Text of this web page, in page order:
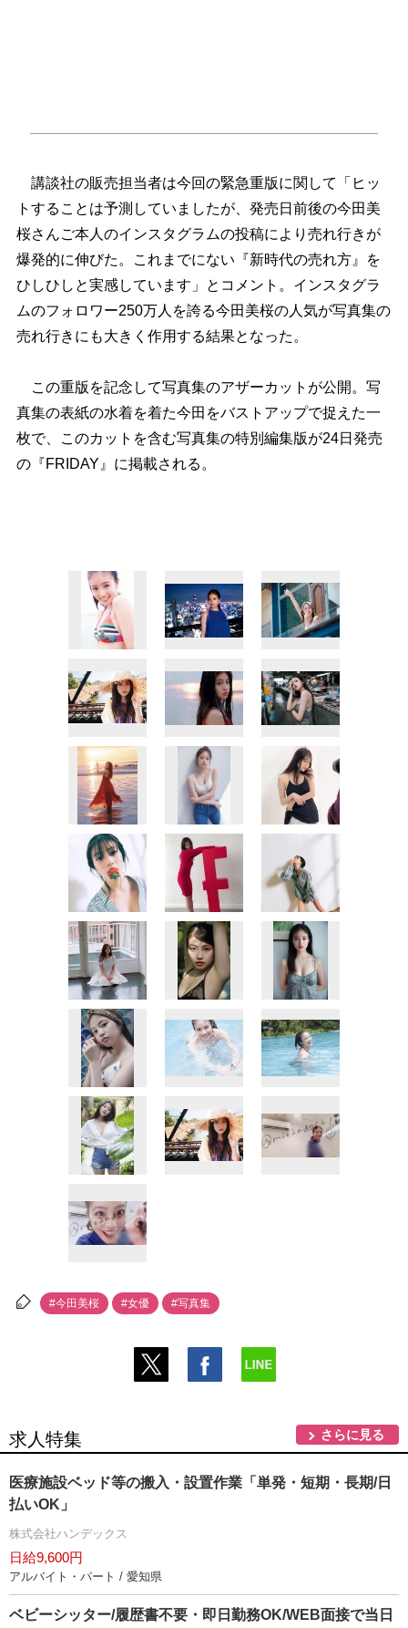
講談社の販売担当者は今回の緊急重版に関して「ヒッ
トすることは予測していましたが、発売日前後の今田美
桜さんご本人のインスタグラムの投稿により売れ行きが
爆発的に伸びた。これまでにない『新時代の売れ方』を
ひしひしと実感しています」とコメント。インスタグラ
ムのフォロワー250万人を誇る今田美桜の人気が写真集の
売れ行きにも大きく作用する結果となった。
この重版を記念して写真集のアザーカットが公開。写
真集の表紙の水着を着た今田をバストアップで捉えた一
枚で、このカットを含む写真集の特別編集版が24日発売
の『FRIDAY』に掲載される。
#今田美桜 #女優 #写真集
求人特集 さらに見る
医療施設ベッド等の搬入・設置作業「単発・短期・長期/日
払いOK」
株式会社ハンデックス
日給9,600円
アルバイト・パート / 愛知県
ベビーシッター/履歴書不要・即日勤務OK/WEB面接で当日